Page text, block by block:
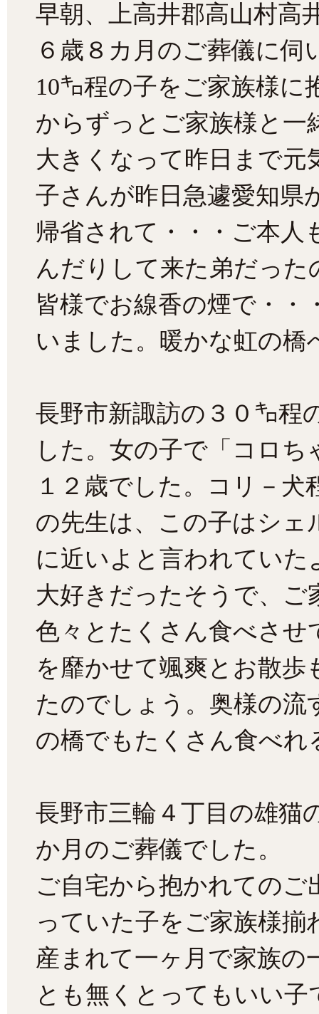
早朝、上高井郡高山村高
６歳８カ月のご葬儀に伺
10㌔程の子をご家族様
からずっとご家族様と一
大きくなって昨日まで
子さんが昨日急遽愛知県
帰省されて・・・ご本人
んだりして来た弟だった
皆様でお線香の煙で・・
いました。暖かな虹の橋
長野市新諏訪の３０㌔程
した。女の子で「コロち
１２歳でした。コリ－
の先生は、この子はシェ
に近いよと言われてい
大好きだったそうで、ご
色々とたくさん食べさ
を靡かせて颯爽とお散歩
たのでしょう。奥様の流
の橋でもたくさん食べ
長野市三輪４丁目の雄猫
か月のご葬儀でした。
ご自宅から抱かれての
っていた子をご家族様揃
産まれて一ヶ月で家族
とも無くとってもいい子